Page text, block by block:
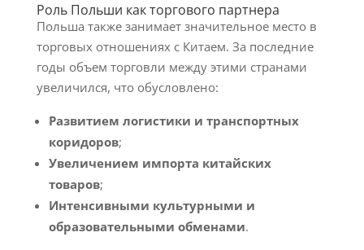
Роль Польши как торгового партнера
Польша также занимает значительное место в
торговых отношениях с Китаем. За последние
годы объем торговли между этими странами
увеличился, что обусловлено:
Развитием логистики и транспортных
коридоров;
Увеличением импорта китайских
товаров;
Интенсивными культурными и
образовательными обменами.